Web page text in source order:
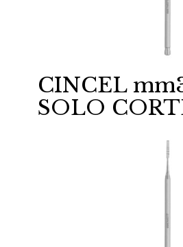
CINCEL
SOLO